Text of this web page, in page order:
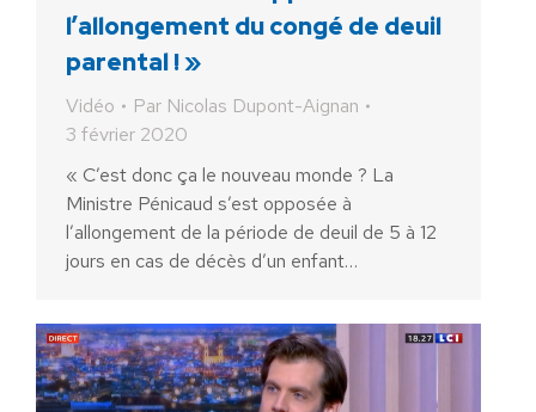
l’allongement du congé de deuil
parental ! »
Vidéo Par Nicolas Dupont-Aignan
3 février 2020
« C’est donc ça le nouveau monde ? La
Ministre Pénicaud s’est opposée à
l’allongement de la période de deuil de 5 à 12
jours en cas de décès d’un enfant…